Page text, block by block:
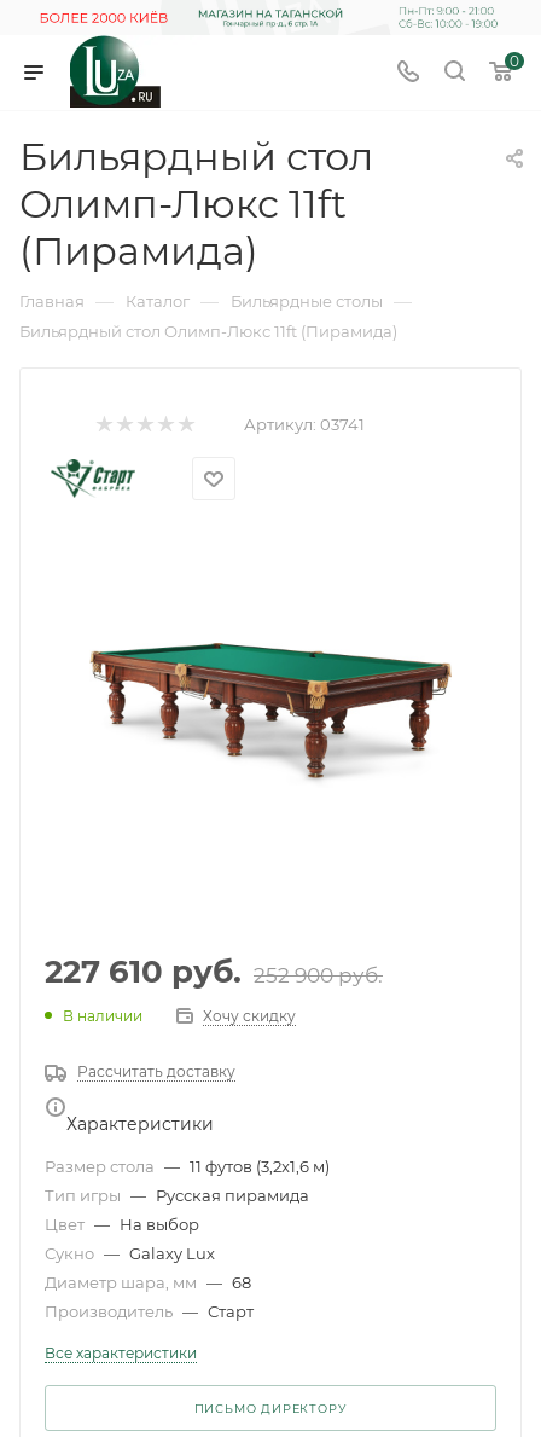
0
Бильярдный стол
Олимп-Люкс 11ft
(Пирамида)
Главная — Каталог — Бильярдные столы —
Бильярдный стол Олимп-Люкс 11ft (Пирамида)
Артикул: 03741
227 610 руб. 252 900руб.
В наличии Хочу скидку
Рассчитать доставку
Характеристики
Размер стола — 11 футов (3,2x1,6 м)
Тип игры — Русская пирамида
Цвет — На выбор
Сукно — Galaxy Lux
Диаметр шара, мм — 68
Производитель — Старт
Все характеристики
ПИСЬМО ДИРЕКТОРУ